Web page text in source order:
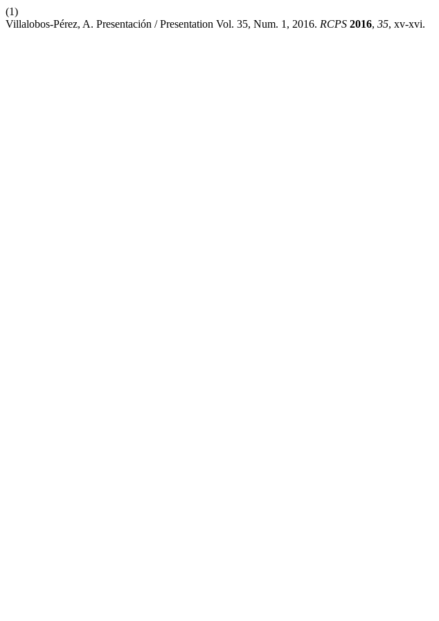
(1)
Villalobos-Pérez, A. Presentación / Presentation Vol. 35, Num. 1, 2016. RCPS 2016, 35, xv-xvi.